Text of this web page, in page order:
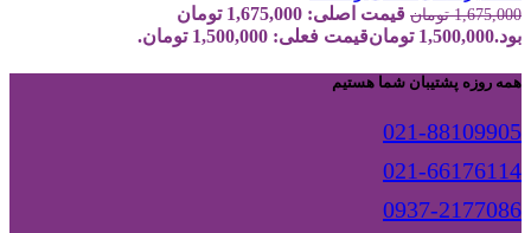
1,675,000 تومان
قیمت اصلی: 1,675,000 تومان
بود.1,500,000 تومانقیمت فعلی: 1,500,000 تومان.
همه روزه پشتیبان شما هستیم
021-88109905
021-66176114
0937-2177086